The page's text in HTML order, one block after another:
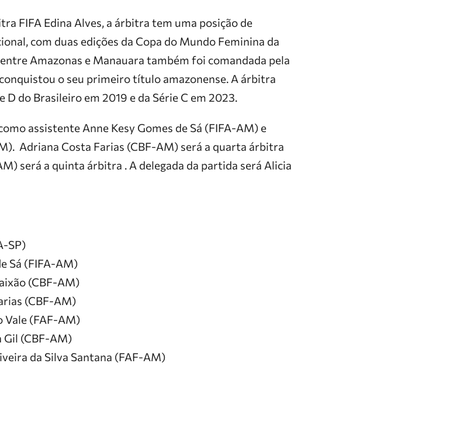
FIFA Edina Alves, a árbitra tem uma posição de
com duas edições da Copa do Mundo Feminina da
Amazonas e Manauara também foi comandada pela
o seu primeiro título amazonense. A árbitra
do Brasileiro em 2019 e da Série C em 2023.
assistente Anne Kesy Gomes de Sá (FIFA-AM) e
Adriana Costa Farias (CBF-AM) será a quarta árbitra
será a quinta árbitra . A delegada da partida será Alicia
SP)
Sá (FIFA-AM)
(CBF-AM)
(CBF-AM)
Vale (FAF-AM)
Gil (CBF-AM)
da Silva Santana (FAF-AM)